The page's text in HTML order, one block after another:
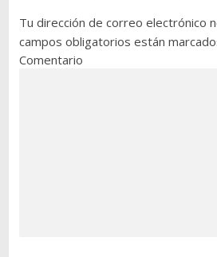
Tu dirección de correo electrónico
campos obligatorios están
Comentario